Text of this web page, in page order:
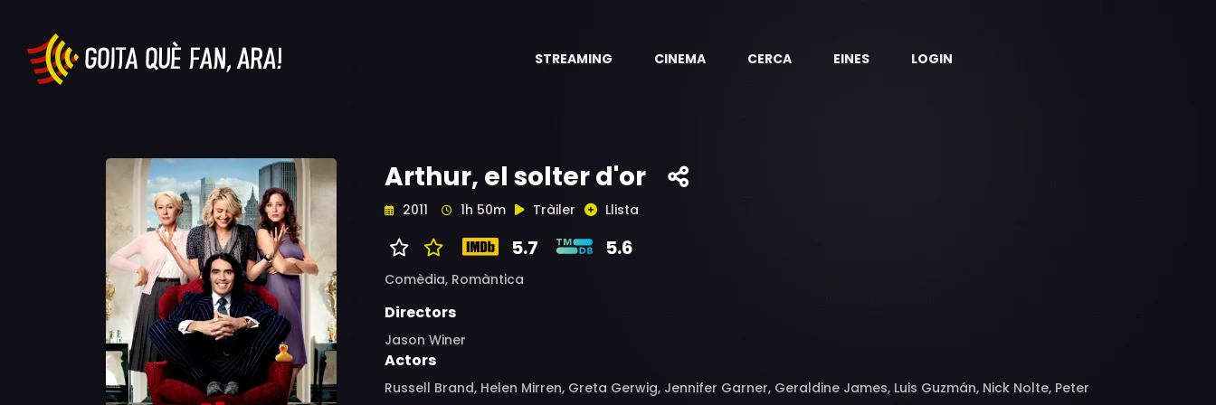
STREAMING CINEMA CERCA EINES LOGIN
Arthur, el solter d'or
2011 1h 50m Tràiler Llista
5.7 5.6
Comèdia, Romàntica
Directors
Jason Winer
Actors
Russell Brand, Helen Mirren, Greta Gerwig, Jennifer Garner, Geraldine James, Luis Guzmán, Nick Nolte, Peter